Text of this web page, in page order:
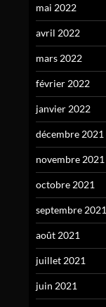
mai 2022
avril 2022
mars 2022
février 2022
janvier 2022
décembre 2021
novembre 2021
octobre 2021
septembre 2021
août 2021
juillet 2021
juin 2021